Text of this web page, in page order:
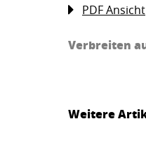
PDF Ansicht
Verbreiten
Weitere